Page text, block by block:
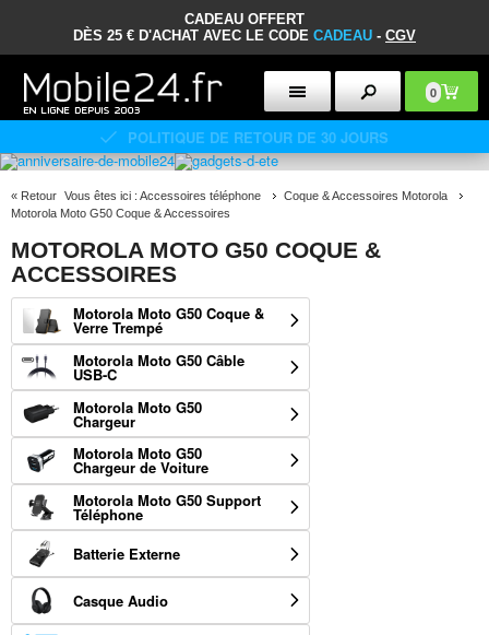
CADEAU OFFERT
DÈS 25 € D'ACHAT AVEC LE CODE CADEAU - CGV
0
POLITIQUE DE RETOUR DE 30 JOURS
« Retour Vous êtes ici : Accessoires téléphone
Coque & Accessoires Motorola
Motorola Moto G50 Coque & Accessoires
MOTOROLA MOTO G50 COQUE &
ACCESSOIRES
Motorola Moto G50 Coque &
Verre Trempé
Motorola Moto G50 Câble
USB-C
Motorola Moto G50
Chargeur
Motorola Moto G50
Chargeur de Voiture
Motorola Moto G50 Support
Téléphone
Batterie Externe
Casque Audio